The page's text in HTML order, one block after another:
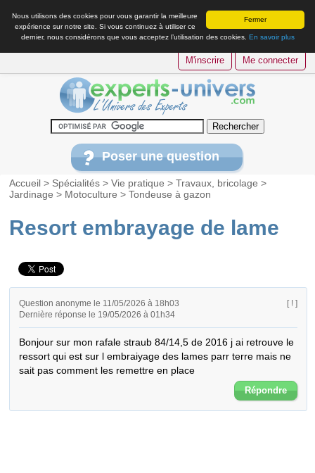
Fermer
Nous utilisons des cookies pour vous garantir la meilleure
expérience sur notre site. Si vous continuez à utiliser ce
dernier, nous considérons que vous acceptez l’utilisation des cookies. En savoir plus
M'inscrire Me connecter
Poser une question
Accueil > Spécialités >Vie pratique >Travaux, bricolage >
Jardinage > Motoculture >Tondeuse à gazon
Resort embrayage de lame
Question anonyme le 11/05/2026 à 18h03
Dernière réponse le 19/05/2026 à 01h34
[ ! ]
Bonjour sur mon rafale straub 84/14,5 de 2016 j ai retrouve le
ressort qui est sur l embraiyage des lames parr terre mais ne
sait pas comment les remettre en place
Répondre